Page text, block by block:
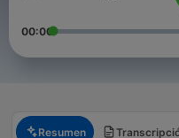
00:00
Resumen